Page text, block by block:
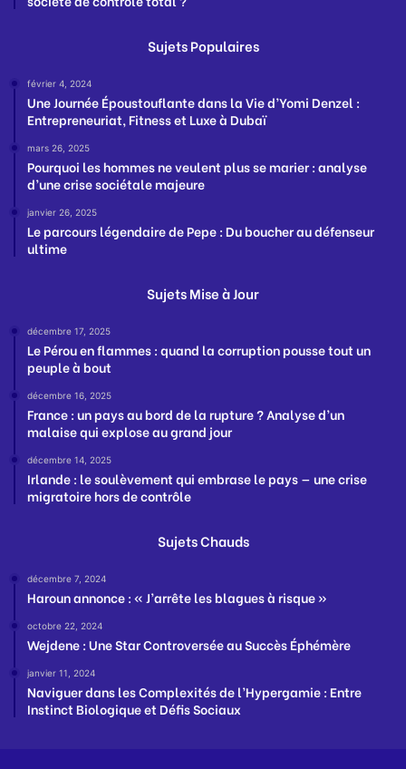
Sujets Populaires
février 4, 2024
Une Journée Époustouflante dans la Vie d’Yomi Denzel :
Entrepreneuriat, Fitness et Luxe à Dubaï
mars 26, 2025
Pourquoi les hommes ne veulent plus se marier : analyse
d’une crise sociétale majeure
janvier 26, 2025
Le parcours légendaire de Pepe : Du boucher au défenseur
ultime
Sujets Mise à Jour
décembre 17, 2025
Le Pérou en flammes : quand la corruption pousse tout un
peuple à bout
décembre 16, 2025
France : un pays au bord de la rupture ? Analyse d’un
malaise qui explose au grand jour
décembre 14, 2025
Irlande : le soulèvement qui embrase le pays — une crise
migratoire hors de contrôle
Sujets Chauds
décembre 7, 2024
Haroun annonce : « J’arrête les blagues à risque »
octobre 22, 2024
Wejdene : Une Star Controversée au Succès Éphémère
janvier 11, 2024
Naviguer dans les Complexités de l’Hypergamie : Entre
Instinct Biologique et Défis Sociaux